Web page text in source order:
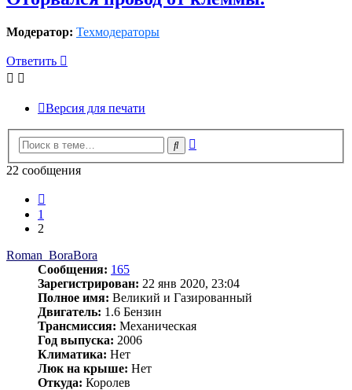
Модератор: Техмодераторы
Ответить
Версия для печати
Поиск
22 сообщения
1
2
Roman_BoraBora
Сообщения: 165
Зарегистрирован: 22 янв 2020, 23:04
Полное имя: Великий и Газированный
Двигатель: 1.6 Бензин
Трансмиссия: Механическая
Год выпуска: 2006
Климатика: Нет
Люк на крыше: Нет
Откуда: Королев